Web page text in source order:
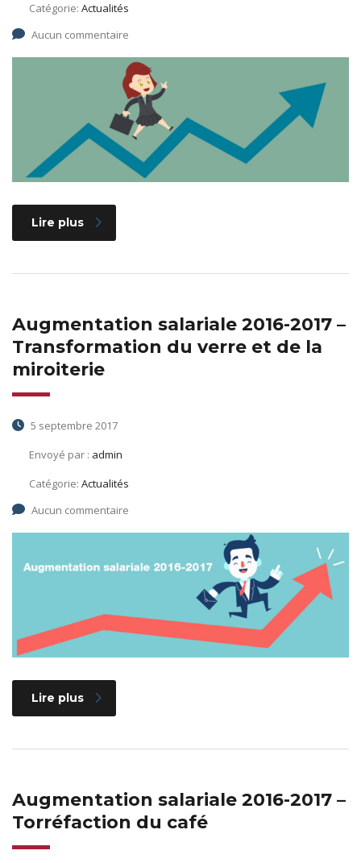
Catégorie: Actualités
Aucun commentaire
Lire plus
Augmentation salariale 2016-2017 –
Transformation du verre et de la
miroiterie
5 septembre 2017
Envoyé par : admin
Catégorie: Actualités
Aucun commentaire
Lire plus
Augmentation salariale 2016-2017 –
Torréfaction du café